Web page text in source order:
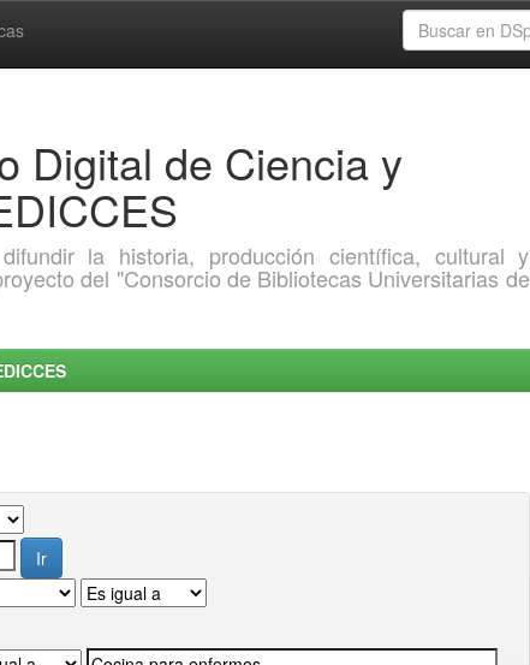
Digital de Ciencia y
la historia, producción científica, cultural y
del "Consorcio de Bibliotecas Universitarias de